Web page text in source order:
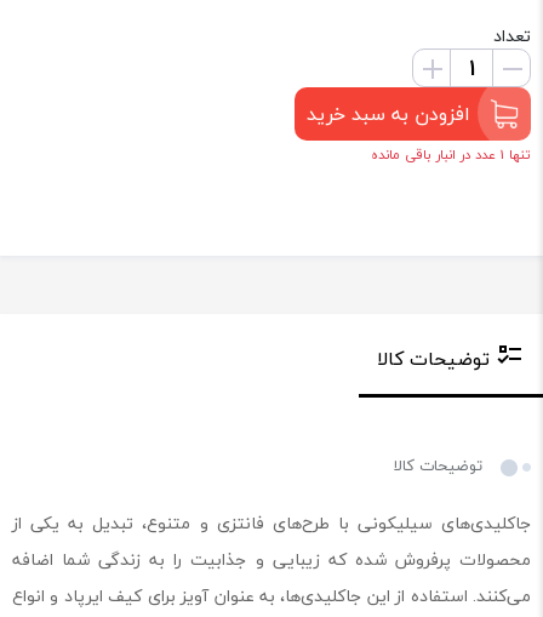
تعداد
افزودن به سبد خرید
تنها 1 عدد در انبار باقی مانده
توضیحات کالا
توضیحات کالا
جاکلیدی‌های سیلیکونی با طرح‌های فانتزی و متنوع، تبدیل به یکی از
محصولات پرفروش شده که زیبایی و جذابیت را به زندگی شما اضافه
می‌کنند. استفاده از این جاکلیدی‌ها، به عنوان آویز برای کیف ایرپاد و انواع